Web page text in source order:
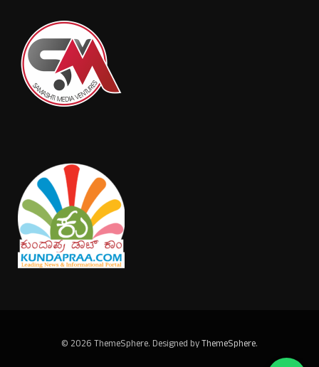
© 2026 ThemeSphere. Designed byThemeSphere.